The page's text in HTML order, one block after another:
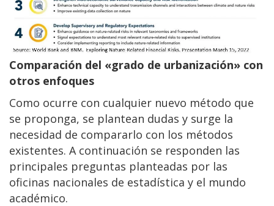
Comparación del «grado de urbanización» con
otros enfoques
Como ocurre con cualquier nuevo método que
se proponga, se plantean dudas y surge la
necesidad de compararlo con los métodos
existentes. A continuación se responden las
principales preguntas planteadas por las
oficinas nacionales de estadística y el mundo
académico.